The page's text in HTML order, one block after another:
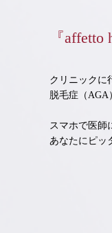
『
クリニックに
脱毛症（AGA
スマホで医師
あなたにピッ